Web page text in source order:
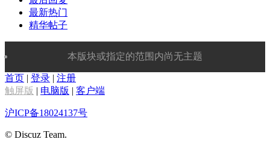
最新热门
精华帖子
本版块或指定的范围内尚无主题
首页 | 登录 | 注册
触屏版 | 电脑版 | 客户端
沪ICP备18024137号
© Discuz Team.